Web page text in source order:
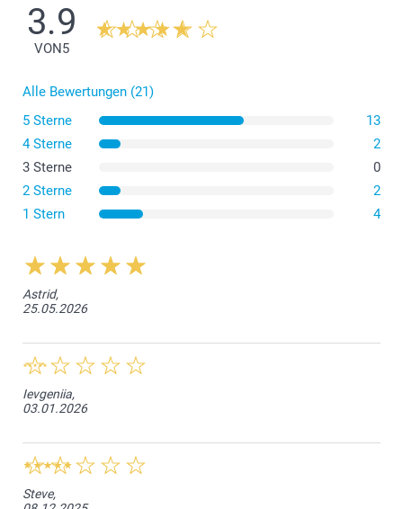
und messen 6 cm in der Breite und 17 cm in der Länge.
Metall-Lesezeichen: Diese Lesezeichen sind etwas
kleiner, mit einer Breite von 3,15 cm und einer Länge
von 12,7 cm. Sie haben eine Dicke von 0,05 cm, was
ihnen mehr Stabilität verleiht. Das Metall-Lesezeichen
3.9
VON5
Alle Bewertungen (21)
5 Sterne
13
4 Sterne
2
3 Sterne
0
2 Sterne
2
1 Stern
4
Astrid,
25.05.2026
Ievgeniia,
03.01.2026
Steve,